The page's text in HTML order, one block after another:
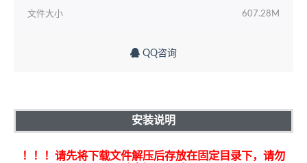
文件大小 607.28M
QQ咨询
安装说明
！！！请先将下载文件解压后存放在固定目录下，请勿